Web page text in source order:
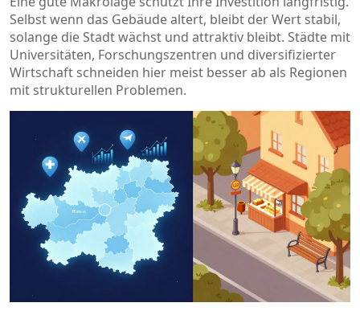
Selbst wenn das Gebäude altert, bleibt der Wert stabil,
solange die Stadt wächst und attraktiv bleibt. Städte mit
Universitäten, Forschungszentren und diversifizierter
Wirtschaft schneiden hier meist besser ab als Regionen
mit strukturellen Problemen.